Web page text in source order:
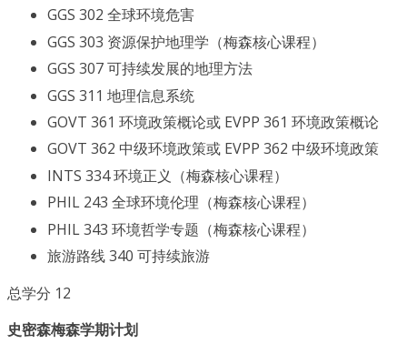
GGS 302 全球环境危害
GGS 303 资源保护地理学（梅森核心课程）
GGS 307 可持续发展的地理方法
GGS 311 地理信息系统
GOVT 361 环境政策概论或 EVPP 361 环境政策概论
GOVT 362 中级环境政策或 EVPP 362 中级环境政策
INTS 334 环境正义（梅森核心课程）
PHIL 243 全球环境伦理（梅森核心课程）
PHIL 343 环境哲学专题（梅森核心课程）
旅游路线 340 可持续旅游
总学分 12
史密森梅森学期计划